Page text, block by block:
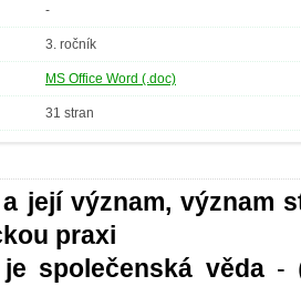
-
3. ročník
MS Office Word (.doc)
31 stran
její význam, význam
praxi
společenská věda-